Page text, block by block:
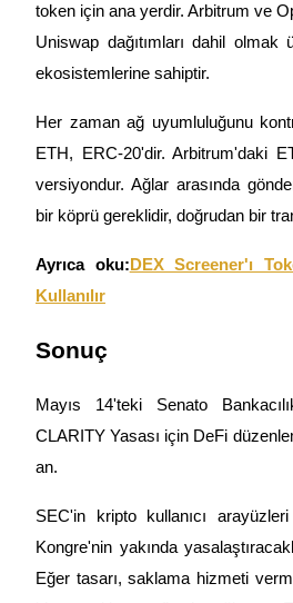
token için ana yerdir. Arbitrum ve
Uniswap dağıtımları dahil
ekosistemlerine sahiptir.
Her zaman ağ uyumluluğunu
ETH, ERC-20'dir. Arbitrum'daki
versiyondur. Ağlar arasında
bir köprü gereklidir, doğrudan bir
Ayrıca oku:DEX Screener'ı
Kullanılır
Sonuç
Mayıs 14'teki Senato
CLARITY Yasası için DeFi
an.
SEC'in kripto kullanıcı
Kongre'nin yakında
Eğer tasarı, saklama hizmeti